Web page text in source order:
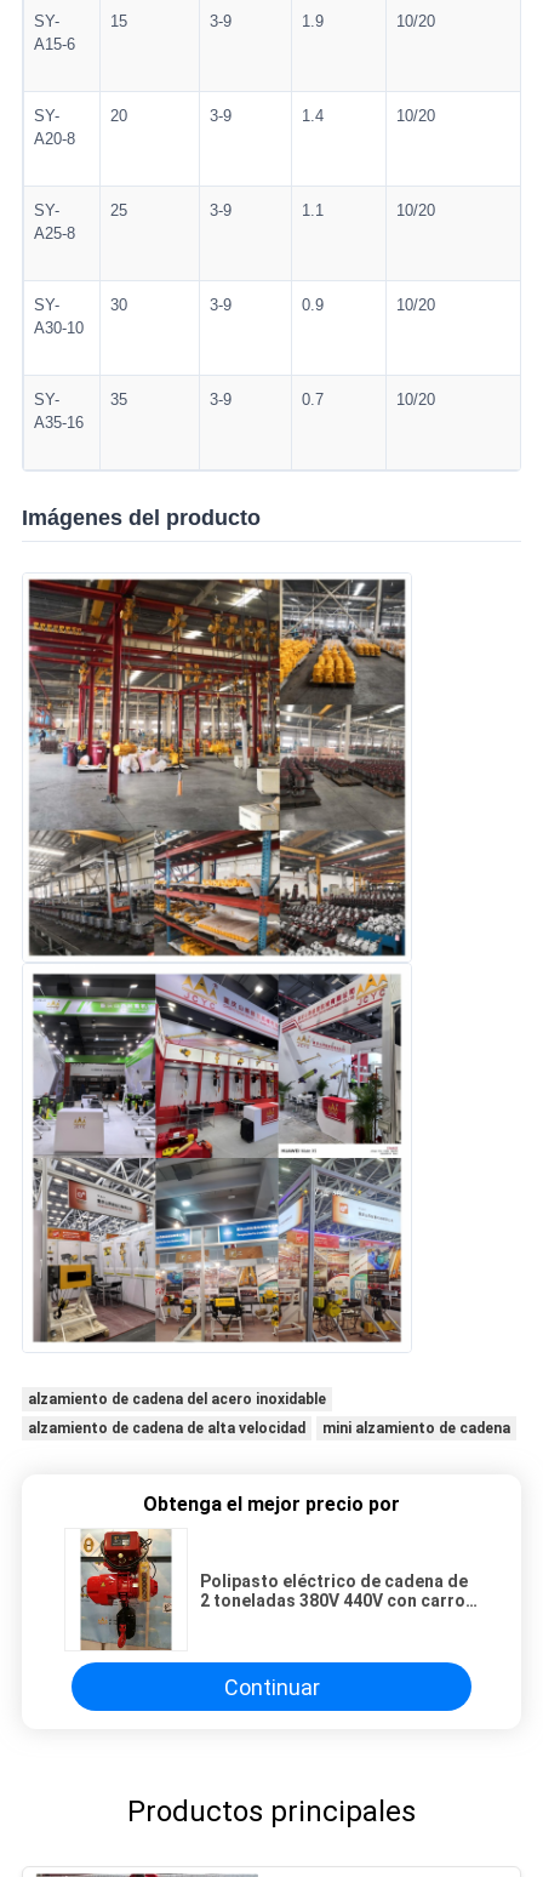
SY-
A15-6
15 3-9 1.9 10/20
SY-
A20-8
20 3-9 1.4 10/20
SY-
A25-8
25 3-9 1.1 10/20
SY-
A30-10
30 3-9 0.9 10/20
SY-
A35-16
35 3-9 0.7 10/20
Imágenes del producto
alzamiento de cadena del acero inoxidable
alzamiento de cadena de alta velocidad
mini alzamiento de cadena
Obtenga el mejor precio por
Polipasto eléctrico de cadena de
2 toneladas 380V 440V con carro
industrial
Continuar
Productos principales